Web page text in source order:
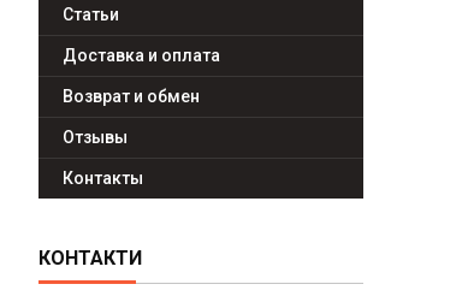
Статьи
Доставка и оплата
Возврат и обмен
Отзывы
Контакты
КОНТАКТИ